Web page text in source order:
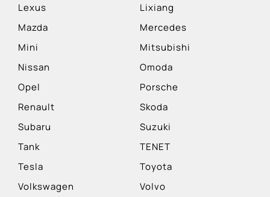
Lexus
Lixiang
Mazda
Mercedes
Mini
Mitsubishi
Nissan
Omoda
Opel
Porsche
Renault
Skoda
Subaru
Suzuki
Tank
TENET
Tesla
Toyota
Volkswagen
Volvo